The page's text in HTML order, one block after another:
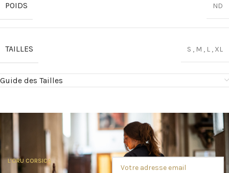
POIDS
ND
TAILLES S , M , L , XL
Guide des Tailles
L'ORU CORSICA